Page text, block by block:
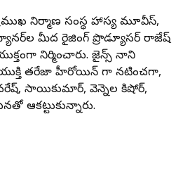
నిర్మాణ సంస్థ హాస్య మూవీస్,
మీద రైజింగ్ ప్రొడ్యూసర్ రాజేష్
నిర్మించారు. జైన్స్ నాని
యుక్తి తరేజా హీరోయిన్ గా నటించగా,
సాయికుమార్, వెన్నెల కిషోర్,
ఆకట్టుకున్నారు.